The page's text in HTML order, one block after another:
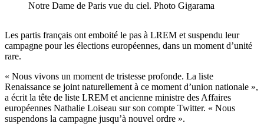
Notre Dame de Paris vue du ciel. Photo Gigarama
Les partis français ont emboité le pas à LREM et suspendu leur
campagne pour les élections européennes, dans un moment d’unité
rare.
« Nous vivons un moment de tristesse profonde. La liste
Renaissance se joint naturellement à ce moment d’union nationale »,
a écrit la tête de liste LREM et ancienne ministre des Affaires
européennes Nathalie Loiseau sur son compte Twitter. « Nous
suspendons la campagne jusqu’à nouvel ordre ».